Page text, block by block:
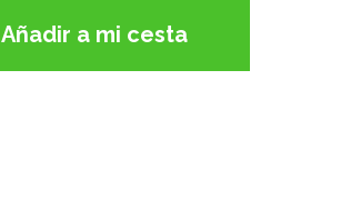
Añadir a mi cesta